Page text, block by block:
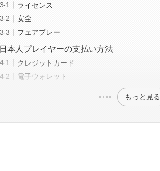
ライセンス
安全
フェアプレー
日本人プレイヤーの支払い方法
クレジットカード
電子ウォレット
もっと見る